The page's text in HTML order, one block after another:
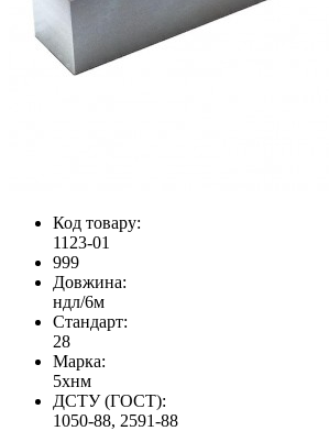
Код товару:
1123-01
999
Довжина:
ндл/6м
Стандарт:
28
Марка:
5хнм
ДСТУ (ГОСТ):
1050-88, 2591-88